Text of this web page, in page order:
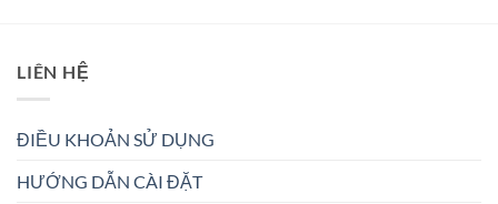
LIÊN HỆ
ĐIỀU KHOẢN SỬ DỤNG
HƯỚNG DẪN CÀI ĐẶT